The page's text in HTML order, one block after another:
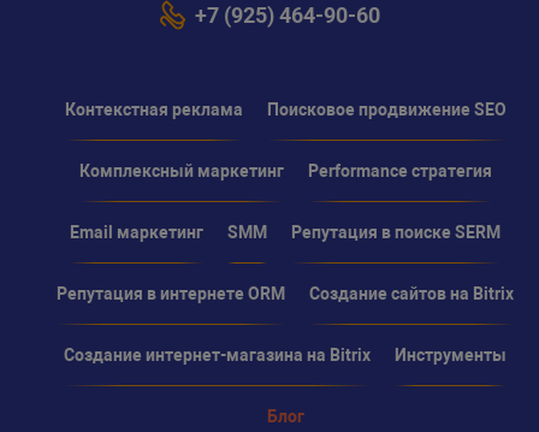
+7 (925) 464-90-60
Контекстная реклама Поисковое продвижение SEO
Комплексный маркетинг Performance стратегия
Email маркетинг SMM Репутация в поиске SERM
Репутация в интернете ORM Создание сайтов на Bitrix
Создание интернет-магазина на Bitrix Инструменты
Блог